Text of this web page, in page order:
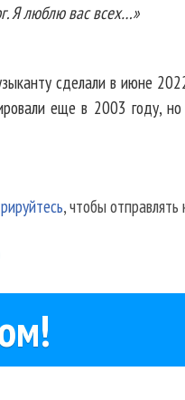
Я люблю вас всех…»
сделали в июне
еще в 2003 году,
, чтобы